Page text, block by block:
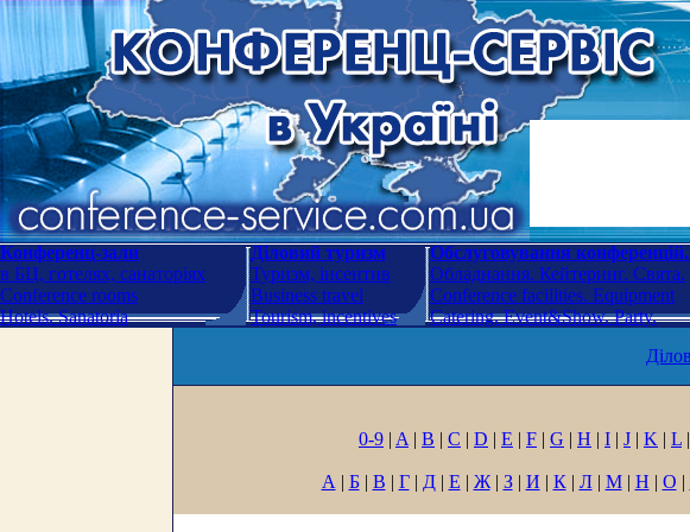
Конференц-зали
в БЦ, готелях, санаторіях
Conference rooms
Hotels. Sanatoria
Діловий туризм
Туризм, інсентив
Business travel
Tourism, incentives
Обслуговування конференцій.
Обладнання. Кейтеринг. Свята.
Conference facilities. Equipment
Catering. Event&Show. Party.
0-9 | A | B | C | D | E | F | G | H | I | J | K | L |
А | Б| В | Г| Д| Е | Ж| З| И | К| Л| М| Н | О |